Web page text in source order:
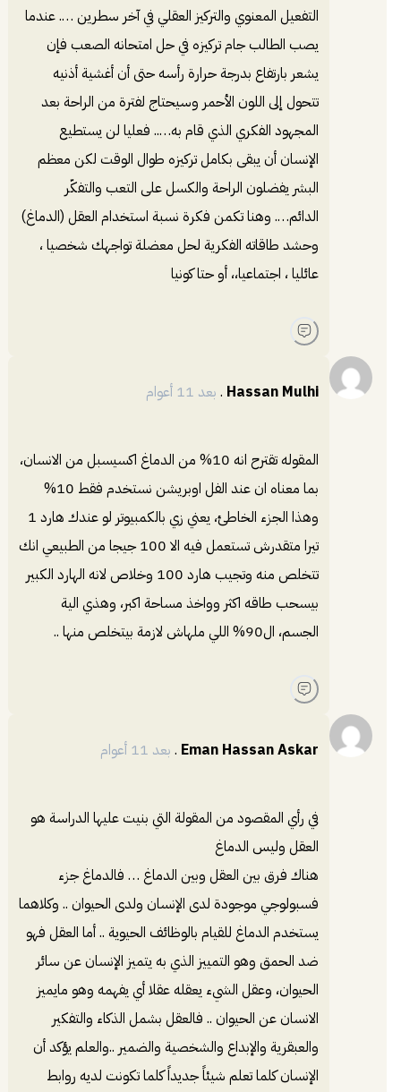
التفعيل المعنوي والتركيز العقلي في آخر سطرين …. عندما
يصب الطالب جام تركيزه في حل امتحانه الصعب فإن
يشعر بارتفاع بدرجة حرارة رأسه حتى أن أغشية أذنيه
تتحول إلى اللون الأحمر وسيحتاج لفترة من الراحة بعد
المجهود الفكري الذي قام به….. فعليا لن يستطيع
الإنسان أن يبقى بكامل تركيزه طوال الوقت لكن معظم
البشر يفضلون الراحة والكسل على التعب والتفكّر
الدائم…. وهنا تكمن فكرة نسبة استخدام العقل (الدماغ)
وحشد طاقاته الفكرية لحل معضلة تواجهك شخصيا ،
عائليا ، اجتماعيا،، أو حتا كونيا
Hassan Mulhi
. بعد 11 أعوام
المقوله تقترح انه 10% من الدماغ اكسيسبل من الانسان،
بما معناه ان عند الفل اوبريشن نستخدم فقط 10%
وهذا الجزء الخاطئ، يعني زي بالكمبيوتر لو عندك هارد 1
تيرا متقدرش تستعمل فيه الا 100 جيجا من الطبيعي انك
تتخلص منه وتجيب هارد 100 وخلاص لانه الهارد الكبير
بيسحب طاقه اكثر وواخذ مساحة اكبر، وهذي الية
الجسم، ال90% اللي ملهاش لازمة بيتخلص منها ..
Eman Hassan Askar
. بعد 11 أعوام
في رأي المقصود من المقولة التي بنيت عليها الدراسة هو
العقل وليس الدماغ
هناك فرق بين العقل وبين الدماغ … فالدماغ جزء
فسبولوجي موجودة لدى الإنسان ولدى الحيوان .. وكلاهما
يستخدم الدماغ للقيام بالوظائف الحيوية .. أما العقل فهو
ضد الحمق وهو التمييز الذي به يتميز الإنسان عن سائر
الحيوان، وعقل الشيء يعقله عقلا أي يفهمه وهو مايميز
الانسان عن الحيوان .. فالعقل بشمل الذكاء والتفكير
والعبقرية والإبداع والشخصية والضمير ..والعلم يؤكد أن
الإنسان كلما تعلم شيئاً جديداً كلما تكونت لديه روابط